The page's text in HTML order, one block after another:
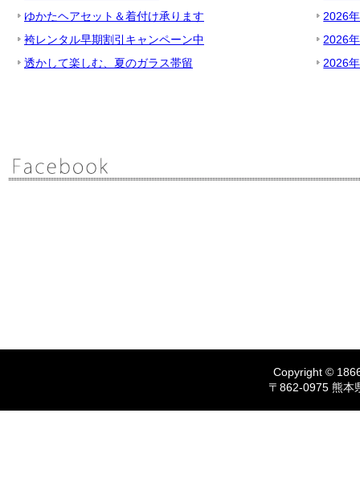
ゆかたヘアセット＆着付け承ります
袴レンタル早期割引キャンペーン中
透かして楽しむ、夏のガラス帯留
2026
2026
2026
Copyright ©
〒862-0975 熊本